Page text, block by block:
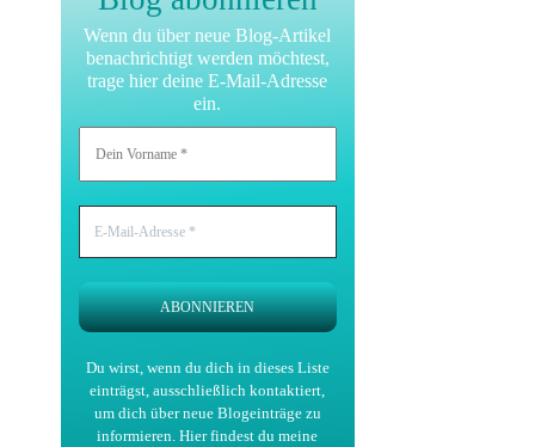
Wenn du über neue Blog-Artikel
benachrichtigt werden möchtest,
trage hier deine E-Mail-Adresse
ein.
Du wirst, wenn du dich in dieses Liste
einträgst, ausschließlich kontaktiert,
um dich über neue Blogeinträge zu
informieren.Hier findest du meine